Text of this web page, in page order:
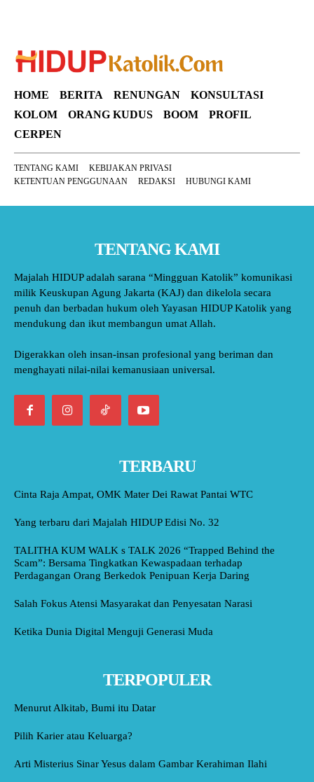
HOME BERITA RENUNGAN
KONSULTASI
KOLOM
ORANG KUDUS BOOM
PROFIL
CERPEN
TENTANG KAMI
KEBIJAKAN PRIVASI
KETENTUAN PENGGUNAAN
REDAKSI HUBUNGI KAMI
TENTANG KAMI
Majalah HIDUP adalah sarana “Mingguan Katolik” komunikasi
milik Keuskupan Agung Jakarta (KAJ) dan dikelola secara
penuh dan berbadan hukum oleh Yayasan HIDUP Katolik yang
mendukung dan ikut membangun umat Allah.
Digerakkan oleh insan-insan profesional yang beriman dan
menghayati nilai-nilai kemanusiaan universal.
TERBARU
Cinta Raja Ampat, OMK Mater Dei Rawat Pantai WTC
Yang terbaru dari Majalah HIDUP Edisi No. 32
TALITHA KUM WALK s TALK 2026 “Trapped Behind the
Scam”: Bersama Tingkatkan Kewaspadaan terhadap
Perdagangan Orang Berkedok Penipuan Kerja Daring
Salah Fokus Atensi Masyarakat dan Penyesatan Narasi
Ketika Dunia Digital Menguji Generasi Muda
TERPOPULER
Menurut Alkitab, Bumi itu Datar
Pilih Karier atau Keluarga?
Arti Misterius Sinar Yesus dalam Gambar Kerahiman Ilahi